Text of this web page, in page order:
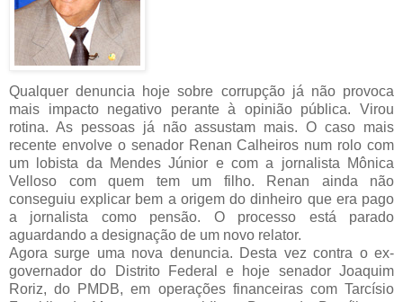
Qualquer denuncia hoje sobre corrupção já não provoca
mais impacto negativo perante à opinião pública. Virou
rotina. As pessoas já não assustam mais. O caso mais
recente envolve o senador Renan Calheiros num rolo com
um lobista da Mendes Júnior e com a jornalista Mônica
Velloso com quem tem um filho. Renan ainda não
conseguiu explicar bem a origem do dinheiro que era pago
a jornalista como pensão. O processo está parado
aguardando a designação de um novo relator.
Agora surge uma nova denuncia. Desta vez contra o ex-
governador do Distrito Federal e hoje senador Joaquim
Roriz, do PMDB, em operações financeiras com Tarcísio